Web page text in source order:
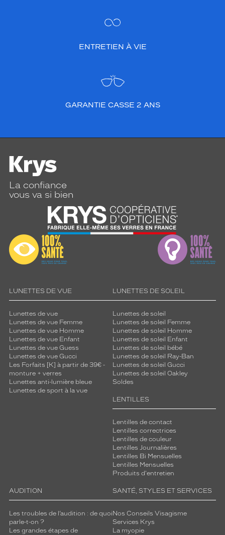
ENTRETIEN À VIE
GARANTIE CASSE 2 ANS
La confiance
vous va si bien
LUNETTES DE VUE
Lunettes de vue
Lunettes de vue Femme
Lunettes de vue Homme
Lunettes de vue Enfant
Lunettes de vue Guess
Lunettes de vue Gucci
Les Forfaits [K] à partir de 39€ -
monture + verres
Lunettes anti-lumière bleue
Lunettes de sport à la vue
LUNETTES DE SOLEIL
Lunettes de soleil
Lunettes de soleil Femme
Lunettes de soleil Homme
Lunettes de soleil Enfant
Lunettes de soleil bébé
Lunettes de soleil Ray-Ban
Lunettes de soleil Gucci
Lunettes de soleil Oakley
Soldes
LENTILLES
Lentilles de contact
Lentilles correctrices
Lentilles de couleur
Lentilles Journalières
Lentilles Bi Mensuelles
Lentilles Mensuelles
Produits d'entretien
AUDITION
Les troubles de l’audition : de quoi
parle-t-on ?
Les grandes étapes de
SANTÉ, STYLES ET SERVICES
Nos Conseils Visagisme
Services Krys
La myopie